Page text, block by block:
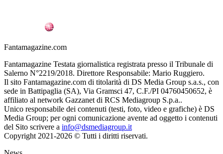
Fantamagazine.com
Fantamagazine Testata giornalistica registrata presso il Tribunale di
Salerno N°2219/2018. Direttore Responsabile: Mario Ruggiero.
Il sito Fantamagazine.com di titolarità di DS Media Group s.a.s., con
sede in Battipaglia (SA), Via Gramsci 47, C.F./PI 04760450652, è
affiliato al network Gazzanet di RCS Mediagroup S.p.a..
Unico responsabile dei contenuti (testi, foto, video e grafiche) è DS
Media Group; per ogni comunicazione avente ad oggetto i contenuti
del Sito scrivere a info@dsmediagroup.it
Copyright 2021-2026 © Tutti i diritti riservati.